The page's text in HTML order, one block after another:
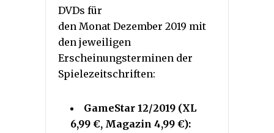
DVDs für
den Monat Dezember 2019 mit
den jeweiligen
Erscheinungsterminen der
Spielezeitschriften:
GameStar 12/2019 (XL
6,99 €, Magazin 4,99 €):